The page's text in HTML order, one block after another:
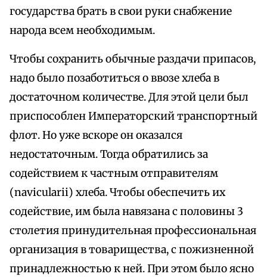
государства брать в свои руки снабжение
народа всем необходимым.
Чтобы сохранить обычные раздачи припасов,
надо было позаботиться о ввозе хлеба в
достаточном количестве. Для этой цели был
приспособлен Императорский транспортный
флот. Но уже вскоре он оказался
недостаточным. Тогда обратились за
содействием к частным отправителям
(navicularii) хлеба. Чтобы обеспечить их
содействие, им была навязана с половины 3
столетия принудительная профессиональная
организация в товарищества, с пожизненной
принадлежностью к ней. При этом было ясно